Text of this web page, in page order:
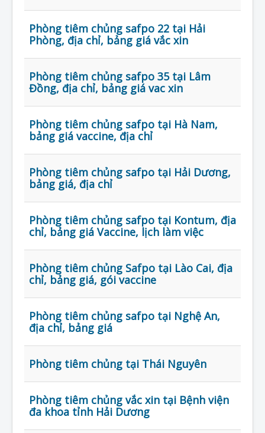
Phòng tiêm chủng safpo 22 tại Hải
Phòng, địa chỉ, bảng giá vắc xin
Phòng tiêm chủng safpo 35 tại Lâm
Đồng, địa chỉ, bảng giá vac xin
Phòng tiêm chủng safpo tại Hà Nam,
bảng giá vaccine, địa chỉ
Phòng tiêm chủng safpo tại Hải Dương,
bảng giá, địa chỉ
Phòng tiêm chủng safpo tại Kontum, địa
chỉ, bảng giá Vaccine, lịch làm việc
Phòng tiêm chủng Safpo tại Lào Cai, địa
chỉ, bảng giá, gói vaccine
Phòng tiêm chủng safpo tại Nghệ An,
địa chỉ, bảng giá
Phòng tiêm chủng tại Thái Nguyên
Phòng tiêm chủng vắc xin tại Bệnh viện
đa khoa tỉnh Hải Dương